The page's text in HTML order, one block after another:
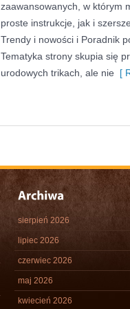
zaawansowanych, w którym
proste instrukcje, jak i
Trendy i nowości i Poradnik
Tematyka strony skupia się
urodowych trikach, ale nie [
sierpień 2026
lipiec 2026
czerwiec 2026
maj 2026
kwiecień 2026